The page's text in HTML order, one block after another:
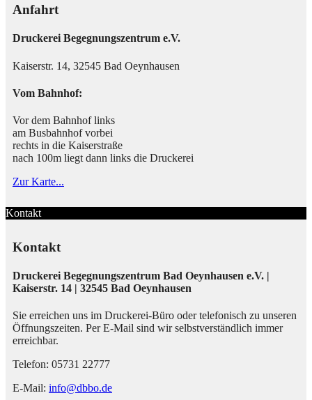
Anfahrt
Druckerei Begegnungszentrum e.V.
Kaiserstr. 14, 32545 Bad Oeynhausen
Vom Bahnhof:
Vor dem Bahnhof links
am Busbahnhof vorbei
rechts in die Kaiserstraße
nach 100m liegt dann links die Druckerei
Zur Karte...
Kontakt
Kontakt
Druckerei Begegnungszentrum Bad Oeynhausen e.V. |
Kaiserstr. 14 | 32545 Bad Oeynhausen
Sie erreichen uns im Druckerei-Büro oder telefonisch zu unseren
Öffnungszeiten. Per E-Mail sind wir selbstverständlich immer
erreichbar.
Telefon: 05731 22777
E-Mail: info@dbbo.de